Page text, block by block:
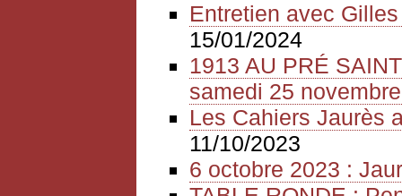
Entretien avec
15/01/2024
1913 AU PRÉ
samedi 25
Les Cahiers Jaurès
11/10/2023
6 octobre 2023 :